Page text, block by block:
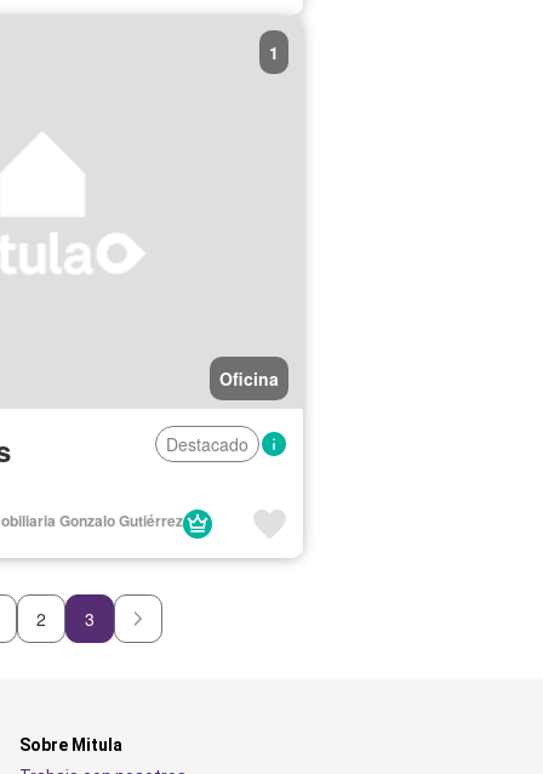
Oficina
1
Destacado
Gonzalo Gutiérrez
2 3
Sobre Mitula